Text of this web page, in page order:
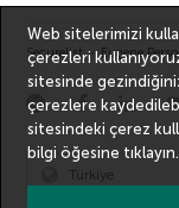
Securelist Eugene
Türkiye
Web sitelerimizi
çerezleri
sitesinde
çerezlere
sitesindeki çerez
bilgi öğesine tıklayın.